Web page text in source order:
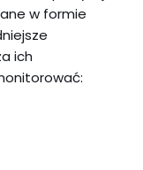
w formie
ich